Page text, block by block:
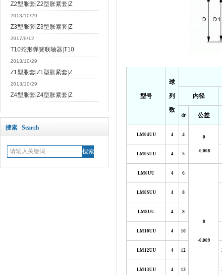
Z2型胀套|Z2型胀紧套|Z
2013/10/29
Z3型胀套|Z3型胀紧套|Z
2017/9/12
T10蛇形弹簧联轴器|T10
2013/10/29
Z1型胀套|Z1型胀紧套|Z
2013/10/29
Z4型胀套|Z4型胀紧套|Z
搜索 Search
型号
球
列
数
内径
dr 公差
LM04UU 4 4 0
-0.008
LM05UU 4 5
LM6UU 4 6
0
-0.009
LM8SUU 4 8
LM8UU 4 8
LM10UU 4 10
LM12UU 4 12
LM13UU 4 13